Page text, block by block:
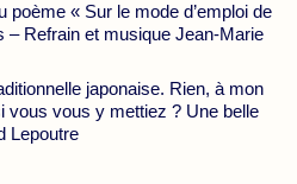
« Sur le mode d’emploi de
– Refrain et musique Jean-Marie
japonaise. Rien, à mon
vous vous y mettiez ? Une belle
Lepoutre